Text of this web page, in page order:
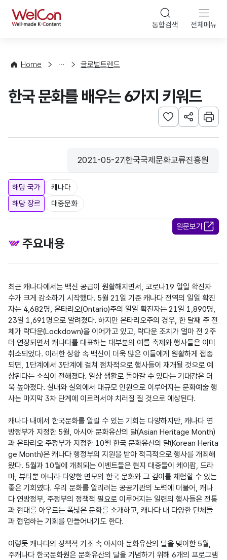
WelCon 통합검색 전체메뉴
Home
향
계
글로벌트렌드
한국 문화를 배우는 6가지 키워드
관심사 등록하기
URL 공유하
인쇄
등록일
2021-05-27
수집기관
한국국제문화교류진흥원
해당 국가
캐나다
해당 장르
대중문화
원문보기
주요내용
최근 캐나다에서는 백신 공급이 원활해지면서, 코로나19 일일 확진자
수가 크게 감소하기 시작했다. 5월 21일 기준 캐나다 전역의 일일 확진
자는 4,682명, 온타리오(Ontario)주의 일일 확진자는 21일 1,890명,
23일 1,691명으로 알려졌다. 하지만 온타리오주의 경우, 한 달째 주 전
체가 락다운(Lockdown)을 이어가고 있고, 락다운 조치가 얼마 전 2주
더 연장되면서 캐나다를 대표하는 대부분의 여름 축제와 행사들은 이미
취소되었다. 이러한 상황 속 백신이 더욱 많은 이들에게 원활하게 접종
되면, 1단계에서 3단계에 걸쳐 점차적으로 행사들이 재개될 것으로 예
상된다는 소식이 전해졌다. 일상 생활로 돌아갈 수 있다는 기대감은 더
욱 높아졌다. 실내와 실외에서 대규모 인원으로 이루어지는 문화예술 행
사는 마지막 3차 단계에 이르러서야 치러질 질 것으로 예상된다.
캐나다 내에서 한국문화를 알릴 수 있는 기회는 다양하지만, 캐나다 연
방정부가 지정한 5월, 아시아 문화유산의 달(Asian Heritage Month)
과 온타리오 주정부가 지정한 10월 한국 문화유산의 달(Korean Herita
ge Month)은 캐나다 행정부의 지원을 받아 적극적으로 행사를 개최해
왔다. 5월과 10월에 개최되는 이벤트들은 현지 대중들이 케이팝, 드라
마, 뷰티뿐 아니라 다양한 면모의 한국 문화와 그 깊이를 체험할 수 있는
좋은 기회였다. 우리 문화를 알리려는 공공기관의 노력에 더불어, 캐나
다 연방정부, 주정부의 정책적 필요로 이루어지는 일련의 행사들은 전통
과 현대를 아우르는 폭넓은 문화를 소개하고, 캐나다 내 다양한 단체들
과 협업하는 기회를 만들어내기도 한다.
이렇듯 캐나다의 정책적 기조 속 아시아 문화유산의 달을 맞이한 5월,
주캐나다 한국문화원은 문화유산의 달을 기념하기 위해 6개의 프로그램